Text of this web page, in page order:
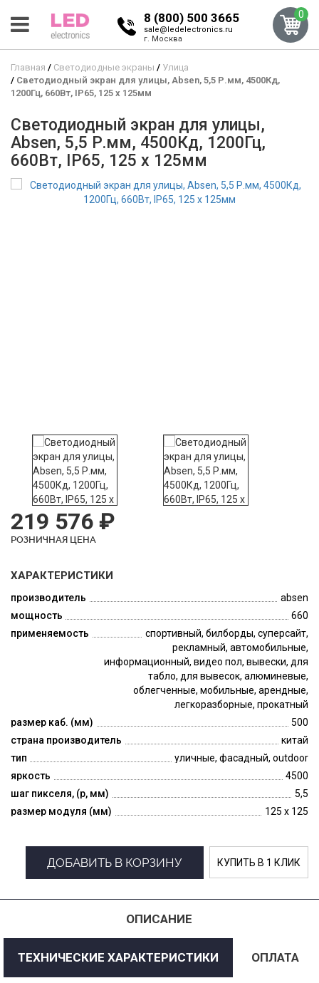
8 (800) 500 3665
sale@ledelectronics.ru
г. Москва
0
Главная Светодиодные экраны
Улица
Светодиодный экран для улицы, Absen, 5,5 Р.мм, 4500Кд,
1200Гц, 660Вт, IP65, 125 x 125мм
Светодиодный экран для улицы,
Absen, 5,5 Р.мм, 4500Кд, 1200Гц,
660Вт, IP65, 125 x 125мм
219 576 ₽
РОЗНИЧНАЯ ЦЕНА
ХАРАКТЕРИСТИКИ
производитель
absen
мощность
660
применяемость
спортивный, билборды, суперсайт,
рекламный, автомобильные,
информационный, видео пол, вывески, для
табло, для вывесок, алюминевые,
облегченные, мобильные, арендные,
легкоразборные, прокатный
размер каб. (мм)
500
страна производитель
китай
тип
уличные, фасадный, outdoor
яркость
4500
шаг пикселя, (p, мм)
5,5
размер модуля (мм)
125 x 125
ДОБАВИТЬ В КОРЗИНУ КУПИТЬ В 1 КЛИК
ОПИСАНИЕ
ТЕХНИЧЕСКИЕ ХАРАКТЕРИСТИКИ ОПЛАТА